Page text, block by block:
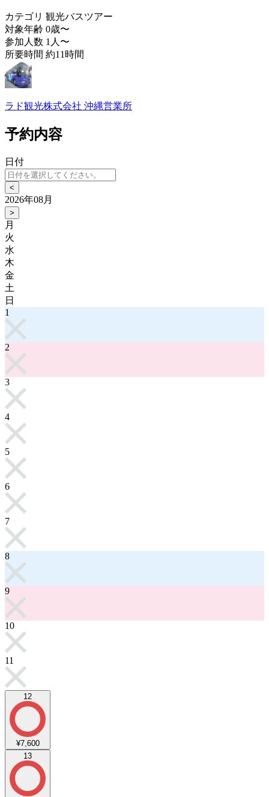
カテゴリ 観光バスツアー
対象年齢 0歳〜
参加人数 1人〜
所要時間 約11時間
ラド観光株式会社 沖縄営業所
予約内容
日付
<
2026年08月
>
月
火
水
木
金
土
日
1
2
3
4
5
6
7
8
9
10
11
12
¥7,600
13